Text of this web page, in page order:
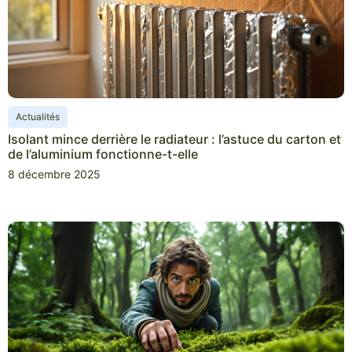
Actualités
Isolant mince derrière le radiateur : l’astuce du carton et
de l’aluminium fonctionne-t-elle
8 décembre 2025